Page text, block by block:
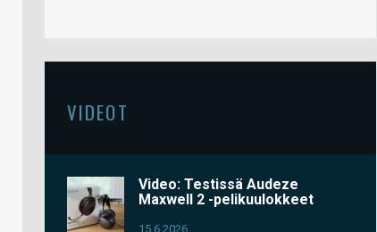
VIDEOT
Video: Testissä Audeze
Maxwell 2 -pelikuulokkeet
15.6.2026